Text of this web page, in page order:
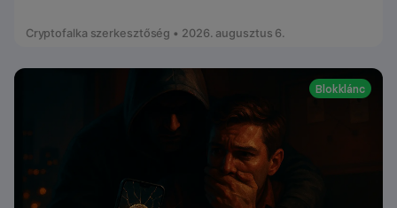
Cryptofalka szerkesztőség • 2026. augusztus 6.
Blokklánc